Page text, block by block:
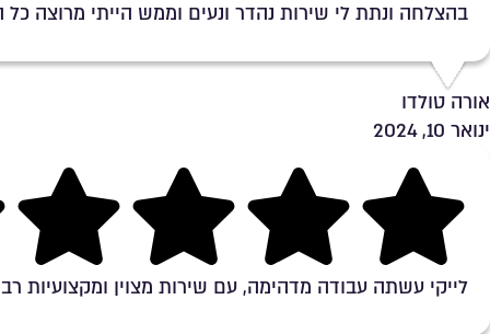
בהצלחה ונתת לי שירות נהדר ונעים וממש הייתי מרוצה כל
אורה טולדו
ינואר 10, 2024
Rating 5 out of 5
לייקי עשתה עבודה מדהימה, עם שירות מצוין ומקצועיות